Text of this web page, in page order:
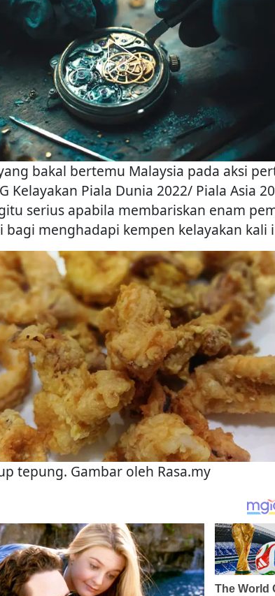
bakal bertemu Malaysia pada aksi
Kelayakan Piala Dunia 2022/ Piala Asia
serius apabila membariskan enam
bagi menghadapi kempen kelayakan kali
tepung. Gambar oleh Rasa.my